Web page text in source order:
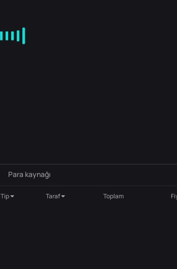
Para kaynağı
Tip Taraf Toplam